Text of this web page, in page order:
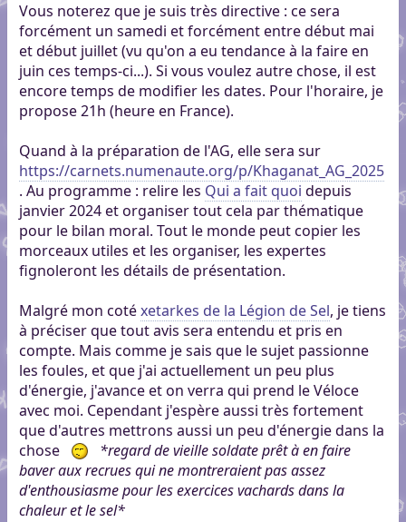
Vous noterez que je suis très directive : ce sera
forcément un samedi et forcément entre début mai
et début juillet (vu qu'on a eu tendance à la faire en
juin ces temps-ci...). Si vous voulez autre chose, il est
encore temps de modifier les dates. Pour l'horaire, je
propose 21h (heure en France).
Quand à la préparation de l'AG, elle sera sur
https://carnets.numenaute.org/p/Khaganat_AG_2025
. Au programme : relire les Qui a fait quoi depuis
janvier 2024 et organiser tout cela par thématique
pour le bilan moral. Tout le monde peut copier les
morceaux utiles et les organiser, les expertes
fignoleront les détails de présentation.
Malgré mon cotéxetarkes de la Légion de Sel, je tiens
à préciser que tout avis sera entendu et pris en
compte. Mais comme je sais que le sujet passionne
les foules, et que j'ai actuellement un peu plus
d'énergie, j'avance et on verra qui prend le Véloce
avec moi. Cependant j'espère aussi très fortement
que d'autres mettrons aussi un peu d'énergie dans la
chose
*regard de vieille soldate prêt à en faire
baver aux recrues qui ne montreraient pas assez
d'enthousiasme pour les exercices vachards dans la
chaleur et le sel*